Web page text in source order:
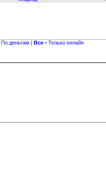
По деньгам | Все • Только онлайн